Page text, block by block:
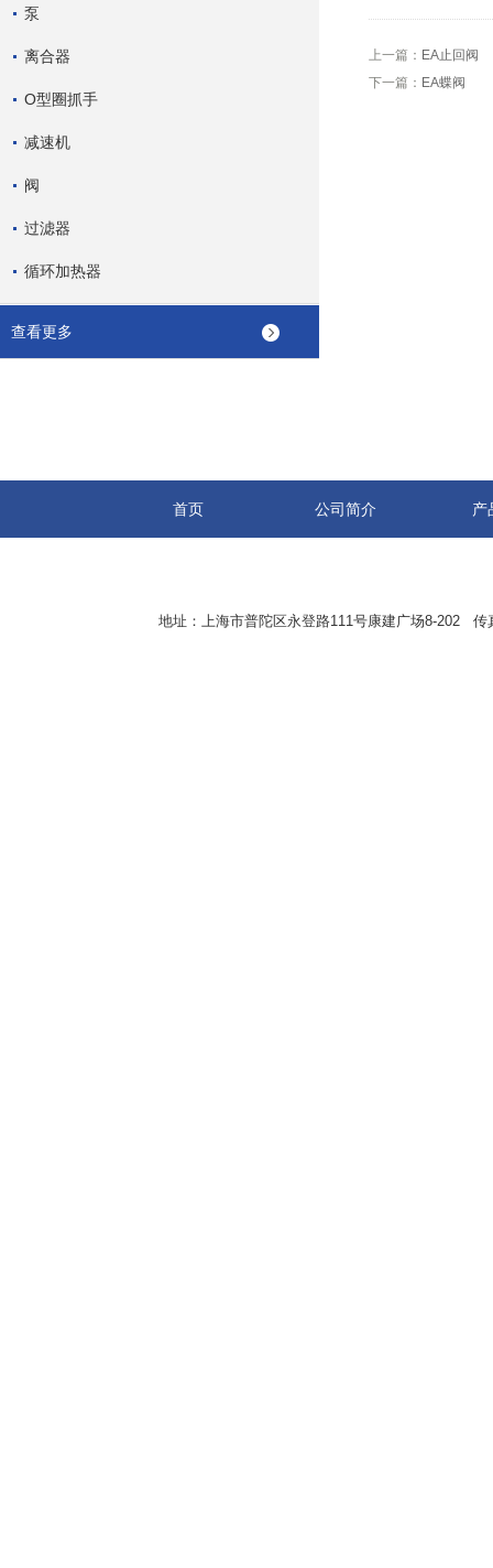
泵
离合器
O型圈抓手
减速机
阀
过滤器
循环加热器
查看更多
上一篇： EA止回阀
下一篇： EA蝶阀
首页 公司简介 产
地址：上海市普陀区永登路111号康建广场8-202